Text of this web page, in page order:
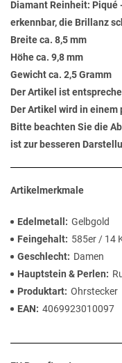
Diamant Reinheit: Piqué
erkennbar, die Brillanz
Breite ca. 8,5 mm
Höhe ca. 9,8 mm
Gewicht ca. 2,5 Gramm
Der Artikel ist
Der Artikel wird in
Bitte beachten Sie die
ist zur besseren
Artikelmerkmale
Edelmetall
Gelbgold
Feingehalt
585er / 14
Geschlecht
Damen
Hauptstein & Perlen
Produktart Ohrstecker
EAN
4069923010097